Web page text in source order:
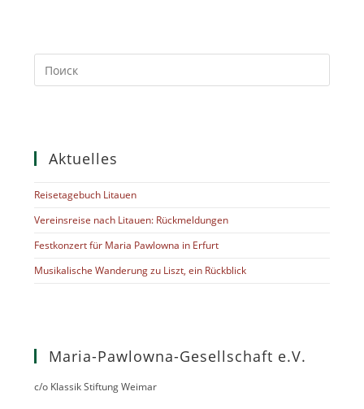
Aktuelles
Reisetagebuch Litauen
Vereinsreise nach Litauen: Rückmeldungen
Festkonzert für Maria Pawlowna in Erfurt
Musikalische Wanderung zu Liszt, ein Rückblick
Maria-Pawlowna-Gesellschaft e.V.
c/o Klassik Stiftung Weimar